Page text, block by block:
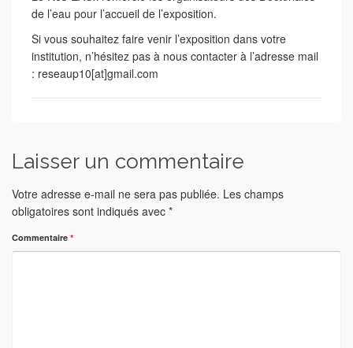
de l’eau pour l’accueil de l’exposition.
Si vous souhaitez faire venir l’exposition dans votre
institution, n’hésitez pas à nous contacter à l’adresse mail
: reseaup10[at]gmail.com
Laisser un commentaire
Votre adresse e-mail ne sera pas publiée. Les champs
obligatoires sont indiqués avec *
Commentaire *